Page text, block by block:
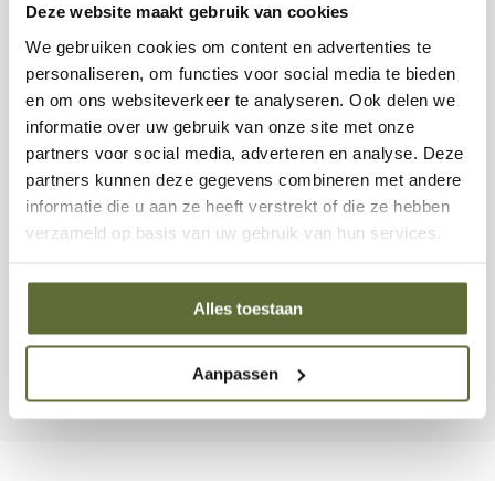
Deze website maakt gebruik van cookies
We gebruiken cookies om content en advertenties te
personaliseren, om functies voor social media te bieden
en om ons websiteverkeer te analyseren. Ook delen we
informatie over uw gebruik van onze site met onze
partners voor social media, adverteren en analyse. Deze
partners kunnen deze gegevens combineren met andere
informatie die u aan ze heeft verstrekt of die ze hebben
verzameld op basis van uw gebruik van hun services.
Alles toestaan
Aanpassen
Rijke, consistente rookzonder te overheersen.
Gemaakt van 100% puur hardhout, zonder
toevoegingen.
en gelijkmatige verbranding.
12,7 kg zak – ideaal voor meerdere grillsessies.
Of je nu een brisket langzaam wilt roken, sappige ribs wilt
bereiden of een stevige steak wilt grillen, met de
Premium Texas Blend pelletskies je voorkrachtige
smaak, veelzijdigheid en kwaliteit op je pelletgrill